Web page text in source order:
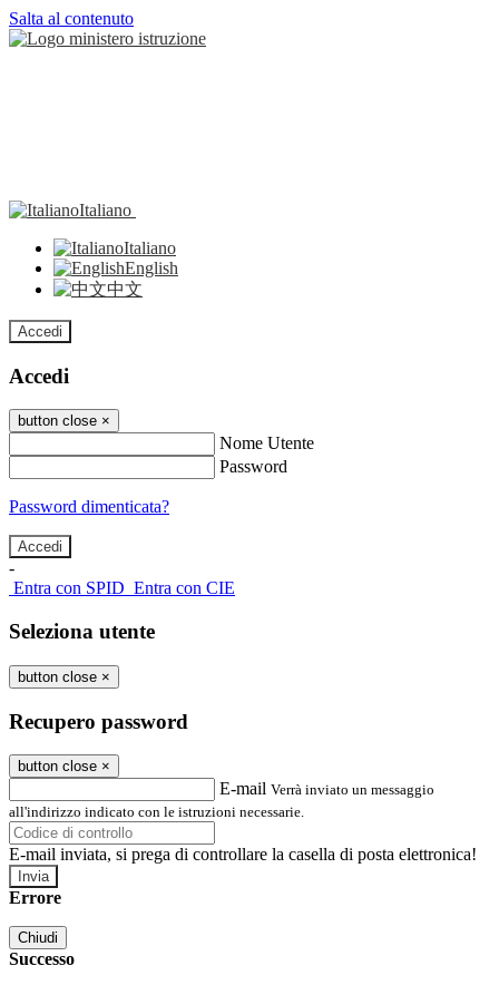
Salta al contenuto
Italiano
Italiano
English
中文
Accedi
Accedi
button close ×
Nome Utente
Password
Password dimenticata?
-
Entra con SPID Entra con CIE
Seleziona utente
button close ×
Recupero password
button close ×
E-mail Verrà inviato un messaggio
all'indirizzo indicato con le istruzioni necessarie.
E-mail inviata, si prega di controllare la casella di posta elettronica!
Errore
Chiudi
Successo